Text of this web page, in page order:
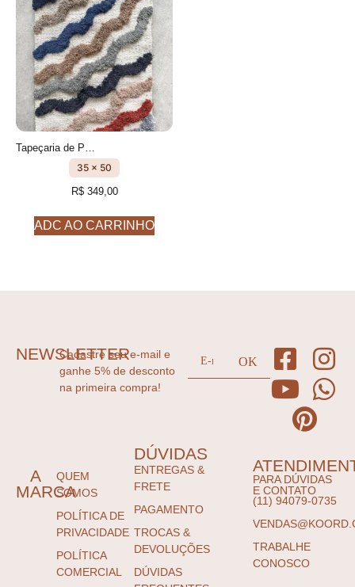
35 x 50
R$349,00
ADC AO CARRINHO
NEWSLETTER
Cadastre seu e-mail e
ganhe 5% de desconto
na primeira compra!
A
MARCA
QUEM
SOMOS
POLÍTICA DE
PRIVACIDADE
POLÍTICA
COMERCIAL
DÚVIDAS
ENTREGAS &
FRETE
PAGAMENTO
TROCAS &
DEVOLUÇÕES
DÚVIDAS
PARA DÚVIDAS
E CONTATO
(11) 94079-0735
TRABALHE
CONOSCO